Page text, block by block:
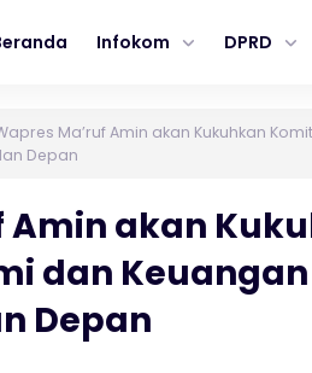
Infokom DPRD
Ma’ruf Amin akan Kukuhkan
Depan
Amin akan
dan
Depan